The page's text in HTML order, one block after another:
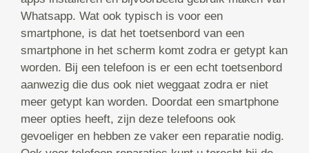
Whatsapp. Wat ook typisch is voor een
smartphone, is dat het toetsenbord van een
smartphone in het scherm komt zodra er getypt kan
worden. Bij een telefoon is er een echt toetsenbord
aanwezig die dus ook niet weggaat zodra er niet
meer getypt kan worden. Doordat een smartphone
meer opties heeft, zijn deze telefoons ook
gevoeliger en hebben ze vaker een reparatie nodig.